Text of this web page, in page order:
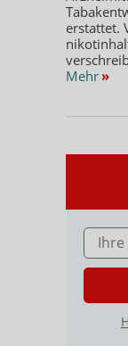
erstattet.
Mehr »
E-MAIL